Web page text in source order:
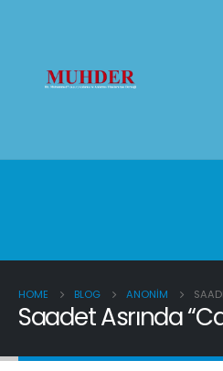
HOME BLOG ANONIM
Saadet Asrında